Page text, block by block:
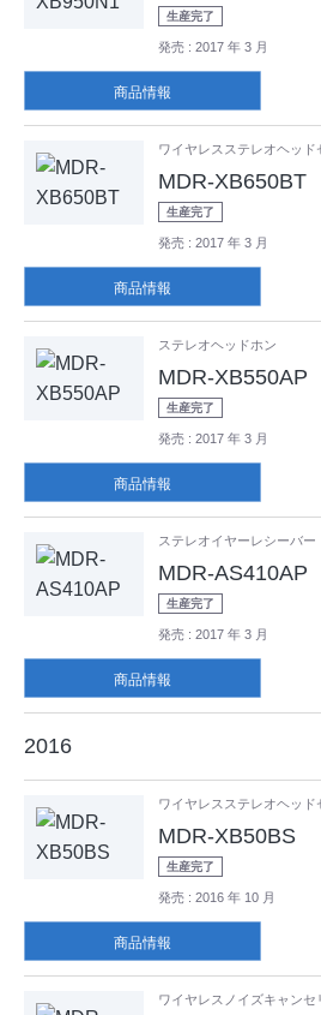
生産完了
発売 : 2017 年 3 月
商品情報
ワイヤレスステレオヘッド
MDR-XB650BT
生産完了
発売 : 2017 年 3 月
商品情報
ステレオヘッドホン
MDR-XB550AP
生産完了
発売 : 2017 年 3 月
商品情報
ステレオイヤーレシーバー
MDR-AS410AP
生産完了
発売 : 2017 年 3 月
商品情報
2016
ワイヤレスステレオヘッド
MDR-XB50BS
生産完了
発売 : 2016 年 10 月
商品情報
ワイヤレスノイズキャンセ